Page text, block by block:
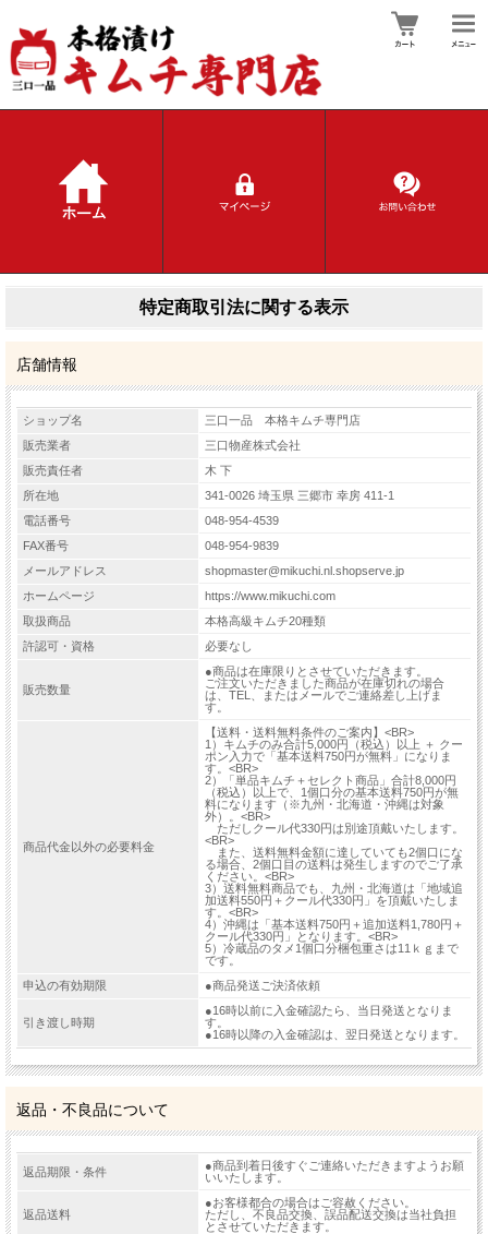
特定商取引法に関する表示
店舗情報
ショップ名
三口一品 本格キムチ専門店
販売業者
三口物産株式会社
販売責任者
木 下
所在地
341-0026 埼玉県 三郷市 幸房 411-1
電話番号
048-954-4539
FAX番号
048-954-9839
メールアドレス
shopmaster@mikuchi.nl.shopserve.jp
ホームページ
https://www.mikuchi.com
取扱商品
本格高級キムチ20種類
許認可・資格
必要なし
販売数量
●商品は在庫限りとさせていただきます。
ご注文いただきました商品が在庫切れの場合
は、TEL、またはメールでご連絡差し上げま
す。
商品代金以外の必要料金
【送料・送料無料条件のご案内】<BR>
1）キムチのみ合計5,000円（税込）以上 ＋ クー
ポン入力で「基本送料750円が無料」になりま
す。<BR>
2）「単品キムチ＋セレクト商品」合計8,000円
（税込）以上で、1個口分の基本送料750円が無
料になります（※九州・北海道・沖縄は対象
外）。<BR>
ただしクール代330円は別途頂戴いたします。
<BR>
また、送料無料金額に達していても2個口にな
る場合、2個口目の送料は発生しますのでご了承
ください。<BR>
3）送料無料商品でも、九州・北海道は「地域追
加送料550円＋クール代330円」を頂戴いたしま
す。<BR>
4）沖縄は「基本送料750円＋追加送料1,780円＋
クール代330円」となります。<BR>
5）冷蔵品のタメ1個口分梱包重さは11ｋｇまで
です。
申込の有効期限
●商品発送ご決済依頼
引き渡し時期
●16時以前に入金確認たら、当日発送となりま
す。
●16時以降の入金確認は、翌日発送となります。
返品・不良品について
返品期限・条件
●商品到着日後すぐご連絡いただきますようお願
いいたします。
返品送料
●お客様都合の場合はご容赦ください。
ただし、不良品交換、誤品配送交換は当社負担
とさせていただきます。